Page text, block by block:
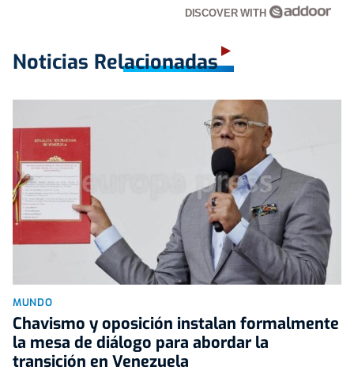
DISCOVER WITH
Noticias Relacionadas
MUNDO
Chavismo y oposición instalan formalmente
la mesa de diálogo para abordar la
transición en Venezuela